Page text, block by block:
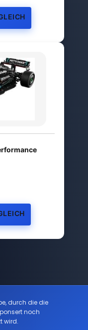
durch die die
noch
wird.